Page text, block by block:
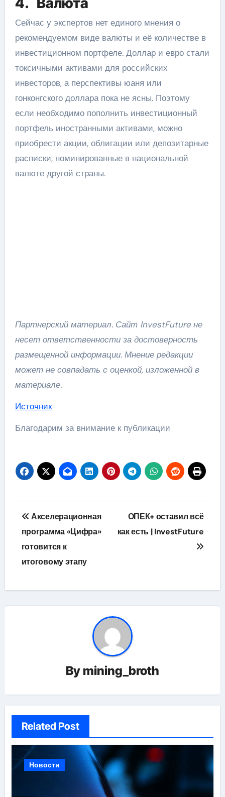
Сейчас у экспертов нет единого мнения о
рекомендуемом виде валюты и её количестве в
инвестиционном портфеле. Доллар и евро стали
токсичными активами для российских
инвесторов, а перспективы юаня или
гонконгского доллара пока не ясны. Поэтому
если необходимо пополнить инвестиционный
портфель иностранными активами, можно
приобрести акции, облигации или депозитарные
расписки, номинированные в национальной
валюте другой страны.
Партнерский материал. Сайт InvestFuture не
несет ответственности за достоверность
размещенной информации. Мнение редакции
может не совпадать с оценкой, изложенной в
материале.
Источник
Благодарим за внимание к публикации
Навигация
по
записям
Акселерационная
программа «Цифра»
готовится к
итоговому этапу
ОПЕК+ оставил всё
как есть | InvestFuture
By mining_broth
Related Post
Новости